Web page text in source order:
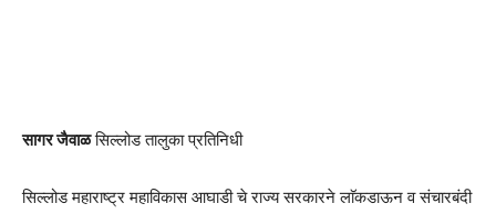
सागर जैवाळसिल्लोड तालुका प्रतिनिधी
सिल्लोड महाराष्ट्र महाविकास आघाडी चे राज्य सरकारने लाॅकडाऊन व संचारबंदी